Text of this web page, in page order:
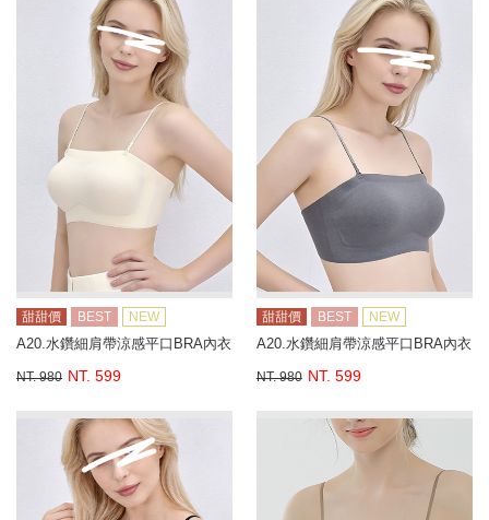
甜甜價 BEST NEW
A20.水鑽細肩帶涼感平口BRA內衣
NT. 980 NT. 599
甜甜價 BEST NEW
A20.水鑽細肩帶涼感平口BRA內衣
NT. 980 NT. 599